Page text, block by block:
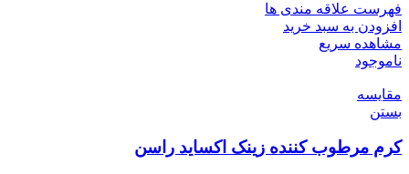
فهرست علاقه مندی ها
افزودن به سبد خرید
مشاهده سریع
ناموجود
مقایسه
بستن
کرم مرطوب کننده زینک اکساید راسن